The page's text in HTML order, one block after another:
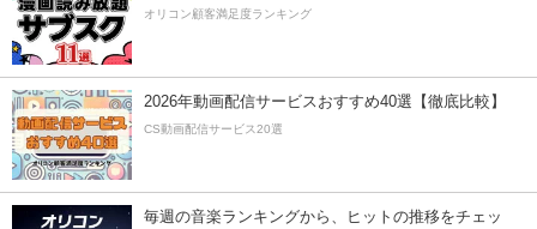
オリコン顧客満足度ランキング
2026年動画配信サービスおすすめ40選【徹底比較】
CS動画配信サービス20選
毎週の音楽ランキングから、ヒットの推移をチェッ